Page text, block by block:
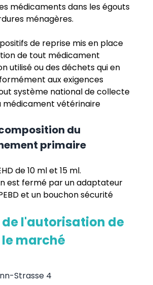
médicaments dans les égouts
ménagères.
de reprise mis en place
de tout médicament
utilisé ou des déchets qui en
aux exigences
système national de collecte
médicament vétérinaire
du
primaire
de 10 ml et 15 ml.
est fermé par un adaptateur
et un bouchon sécurité
l'autorisation de
marché
Strasse 4